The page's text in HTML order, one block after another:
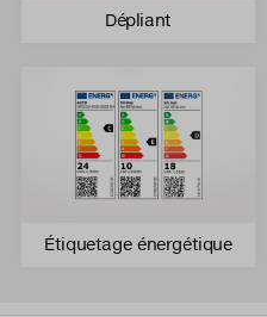
Dépliant
Étiquetage énergétique